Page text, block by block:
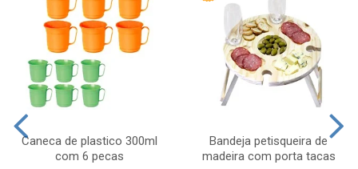
Caneca de plastico 300ml
com 6 pecas
Bandeja petisqueira de
madeira com porta tacas